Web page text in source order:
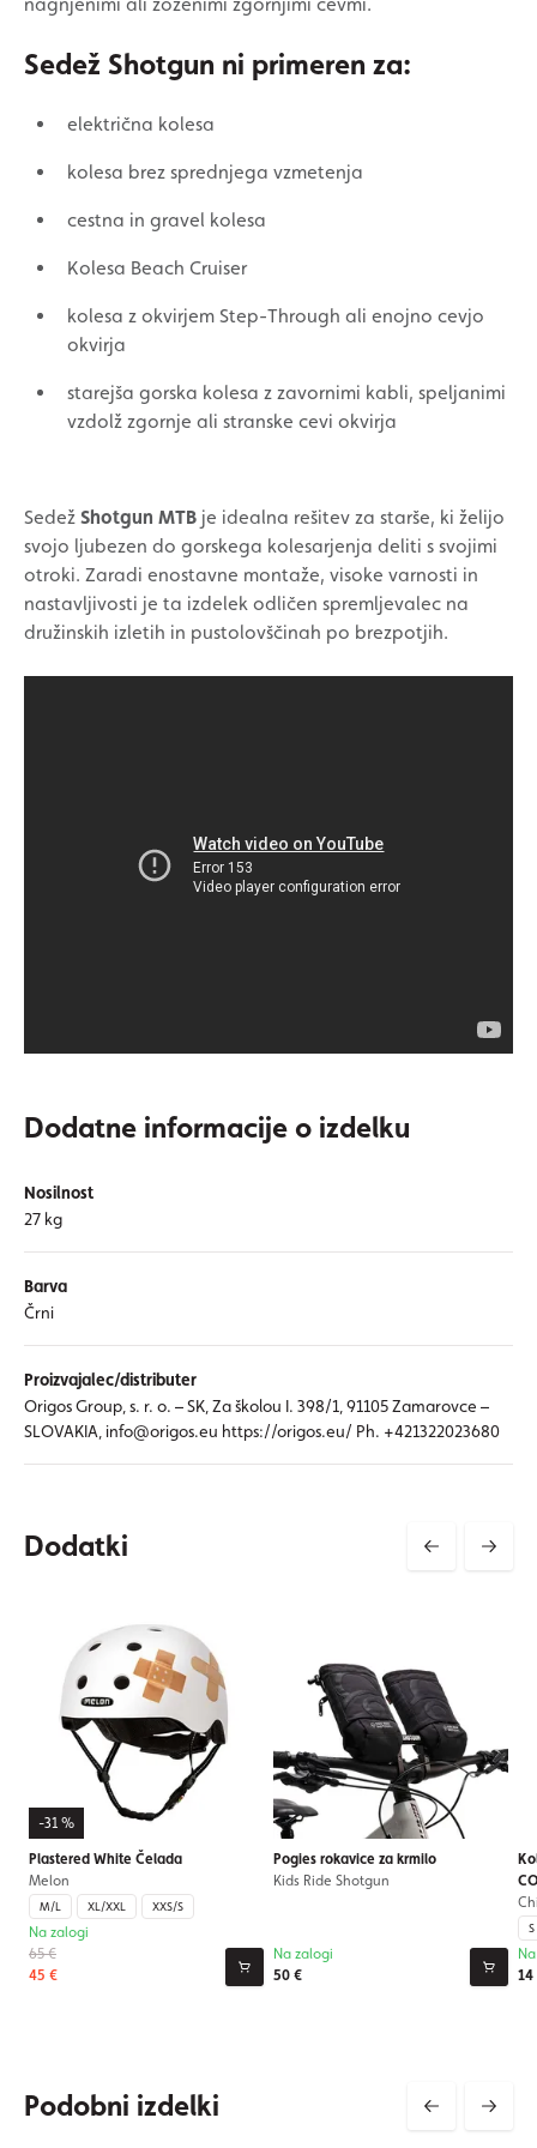
Sedež Shotgun ni primeren za:
električna kolesa
kolesa brez sprednjega vzmetenja
cestna in gravel kolesa
Kolesa Beach Cruiser
kolesa z okvirjem Step-Through ali enojno cevjo
okvirja
starejša gorska kolesa z zavornimi kabli, speljanimi
vzdolž zgornje ali stranske cevi okvirja
Sedež Shotgun MTB je idealna rešitev za starše, ki želijo
svojo ljubezen do gorskega kolesarjenja deliti s svojimi
otroki. Zaradi enostavne montaže, visoke varnosti in
nastavljivosti je ta izdelek odličen spremljevalec na
družinskih izletih in pustolovščinah po brezpotjih.
Dodatne informacije o izdelku
Nosilnost
27 kg
Barva
Črni
Proizvajalec/distributer
Origos Group, s. r. o. – SK, Za školou I. 398/1, 91105 Zamarovce –
SLOVAKIA, info@origos.eu https://origos.eu/ Ph. +421322023680
Dodatki
-31 %
Plastered White Čelada
Melon
M/L XL/XXL XXS/S
65 €
45 €
Na zalogi
Pogies rokavice za krmilo
Kids Ride Shotgun
50 €
Na zalogi
S
14
Podobni izdelki